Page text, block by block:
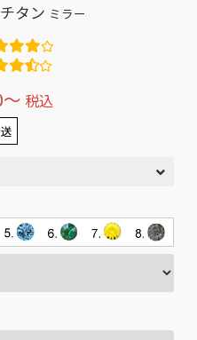
タン ミラー
税込